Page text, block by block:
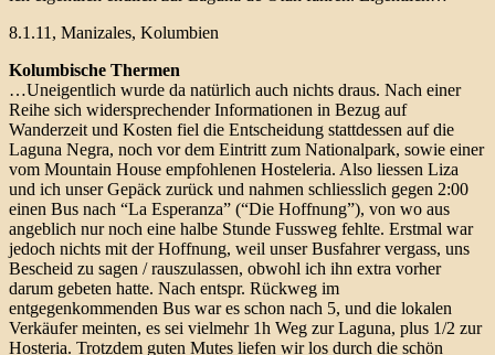
8.1.11, Manizales, Kolumbien
Kolumbische Thermen
…Uneigentlich wurde da natürlich auch nichts draus. Nach einer
Reihe sich widersprechender Informationen in Bezug auf
Wanderzeit und Kosten fiel die Entscheidung stattdessen auf die
Laguna Negra, noch vor dem Eintritt zum Nationalpark, sowie einer
vom Mountain House empfohlenen Hosteleria. Also liessen Liza
und ich unser Gepäck zurück und nahmen schliesslich gegen 2:00
einen Bus nach “La Esperanza” (“Die Hoffnung”), von wo aus
angeblich nur noch eine halbe Stunde Fussweg fehlte. Erstmal war
jedoch nichts mit der Hoffnung, weil unser Busfahrer vergass, uns
Bescheid zu sagen / rauszulassen, obwohl ich ihn extra vorher
darum gebeten hatte. Nach entspr. Rückweg im
entgegenkommenden Bus war es schon nach 5, und die lokalen
Verkäufer meinten, es sei vielmehr 1h Weg zur Laguna, plus 1/2 zur
Hosteria. Trotzdem guten Mutes liefen wir los durch die schön